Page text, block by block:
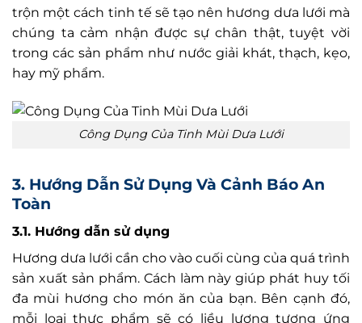
trộn một cách tinh tế sẽ tạo nên hương dưa lưới mà
chúng ta cảm nhận được sự chân thật, tuyệt vời
trong các sản phẩm như nước giải khát, thạch, kẹo,
hay mỹ phẩm.
Công Dụng Của Tinh Mùi Dưa Lưới
3. Hướng Dẫn Sử Dụng Và Cảnh Báo An
Toàn
3.1. Hướng dẫn sử dụng
Hương dưa lưới cần cho vào cuối cùng của quá trình
sản xuất sản phẩm. Cách làm này giúp phát huy tối
đa mùi hương cho món ăn của bạn. Bên cạnh đó,
mỗi loại thực phẩm sẽ có liều lượng tương ứng